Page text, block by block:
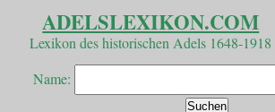
ADELSLEXIKON.COM
Lexikon des historischen Adels 1648-1918
Name: